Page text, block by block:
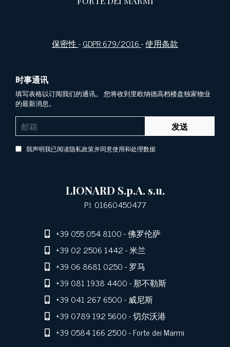
保密性-GDPR 679/2016-使用条款
时事通讯
填写表格以订阅我们的通讯。 您将收到里欧纳德高档楼盘独家物业
的最新消息。
发送
我声明我已阅读隐私政策并同意使用和处理数据
LIONARD S.p.A. s.u.
P.I. 01660450477
+39 055 054 8100- 佛罗伦萨
+39 02 2506 1442- 米兰
+39 06 8681 0250- 罗马
+39 081 1938 4400- 那不勒斯
+39 041 267 6500- 威尼斯
+39 0789 192 5600- 切尔沃港
+39 0584 166 2500- Forte dei Marmi